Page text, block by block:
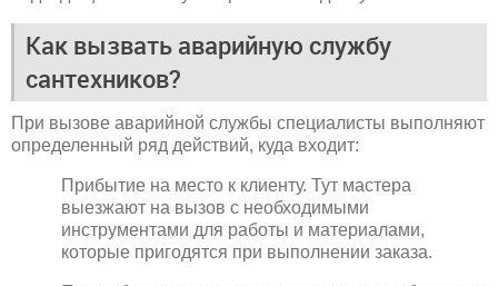
Как вызвать аварийную службу
сантехников?
При вызове аварийной службы специалисты выполняют
определенный ряд действий, куда входит:
Прибытие на место к клиенту. Тут мастера
выезжают на вызов с необходимыми
инструментами для работы и материалами,
которые пригодятся при выполнении заказа.